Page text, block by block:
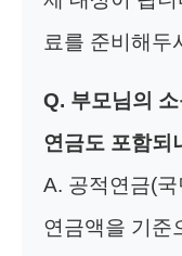
료를 준비해두
Q. 부모님의
연금도 포함되
A. 공적연금(
연금액을 기준